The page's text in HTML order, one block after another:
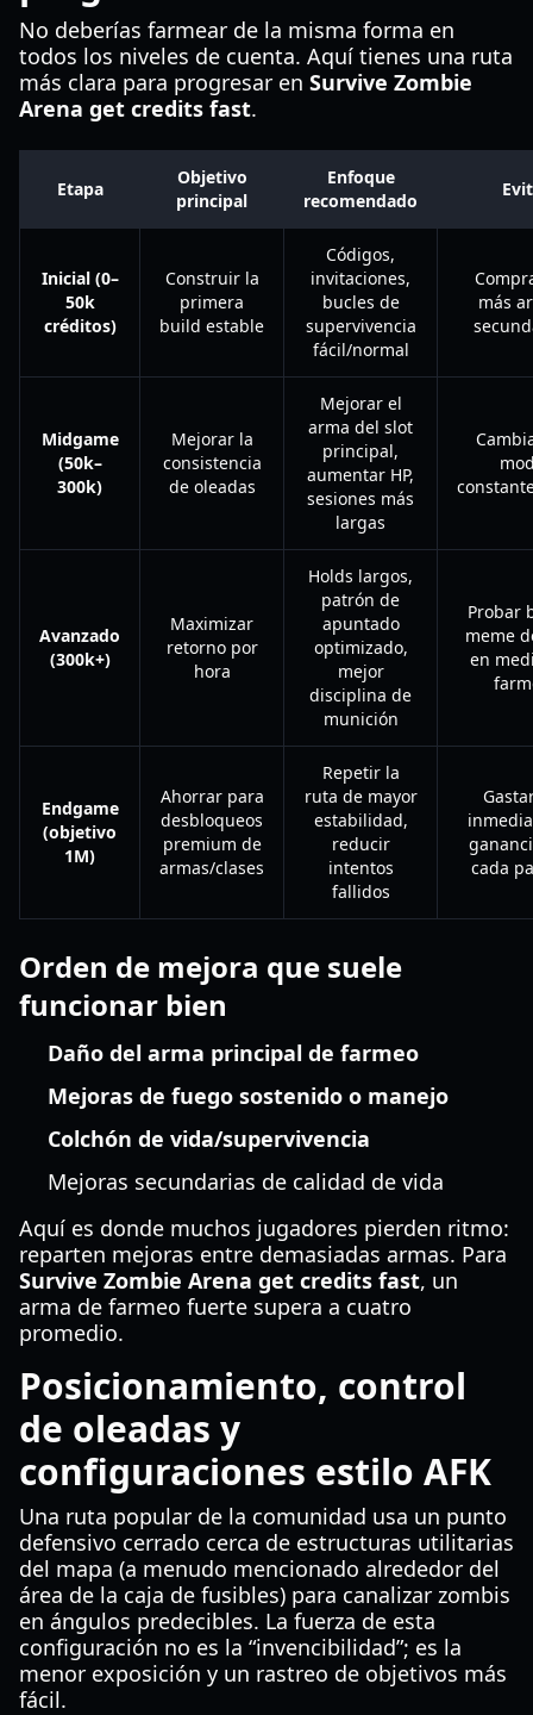
No deberías farmear de la misma forma en
todos los niveles de cuenta. Aquí tienes una ruta
más clara para progresar en Survive Zombie
Arena get credits fast.
Etapa
Objetivo
principal
Enfoque
recomendado
Inicial (0–
50k
créditos)
Construir la
primera
build estable
Códigos,
invitaciones,
bucles de
supervivencia
fácil/normal
más
Midgame
(50k–
300k)
Mejorar la
consistencia
de oleadas
Mejorar el
arma del slot
principal,
aumentar HP,
sesiones más
largas
Avanzado
(300k+)
Maximizar
retorno por
hora
Holds largos,
patrón de
apuntado
optimizado,
mejor
disciplina de
munición
Probar
meme
en
Endgame
(objetivo
1M)
Ahorrar para
desbloqueos
premium de
armas/clases
Repetir la
ruta de mayor
estabilidad,
reducir
intentos
fallidos
cada
Orden de mejora que suele
funcionar bien
Daño del arma principal de farmeo
Mejoras de fuego sostenido o manejo
Colchón de vida/supervivencia
Mejoras secundarias de calidad de vida
Aquí es donde muchos jugadores pierden ritmo:
reparten mejoras entre demasiadas armas. Para
Survive Zombie Arena get credits fast, un
arma de farmeo fuerte supera a cuatro
promedio.
Posicionamiento, control
de oleadas y
configuraciones estilo AFK
Una ruta popular de la comunidad usa un punto
defensivo cerrado cerca de estructuras utilitarias
del mapa (a menudo mencionado alrededor del
área de la caja de fusibles) para canalizar zombis
en ángulos predecibles. La fuerza de esta
configuración no es la “invencibilidad”; es la
menor exposición y un rastreo de objetivos más
fácil.